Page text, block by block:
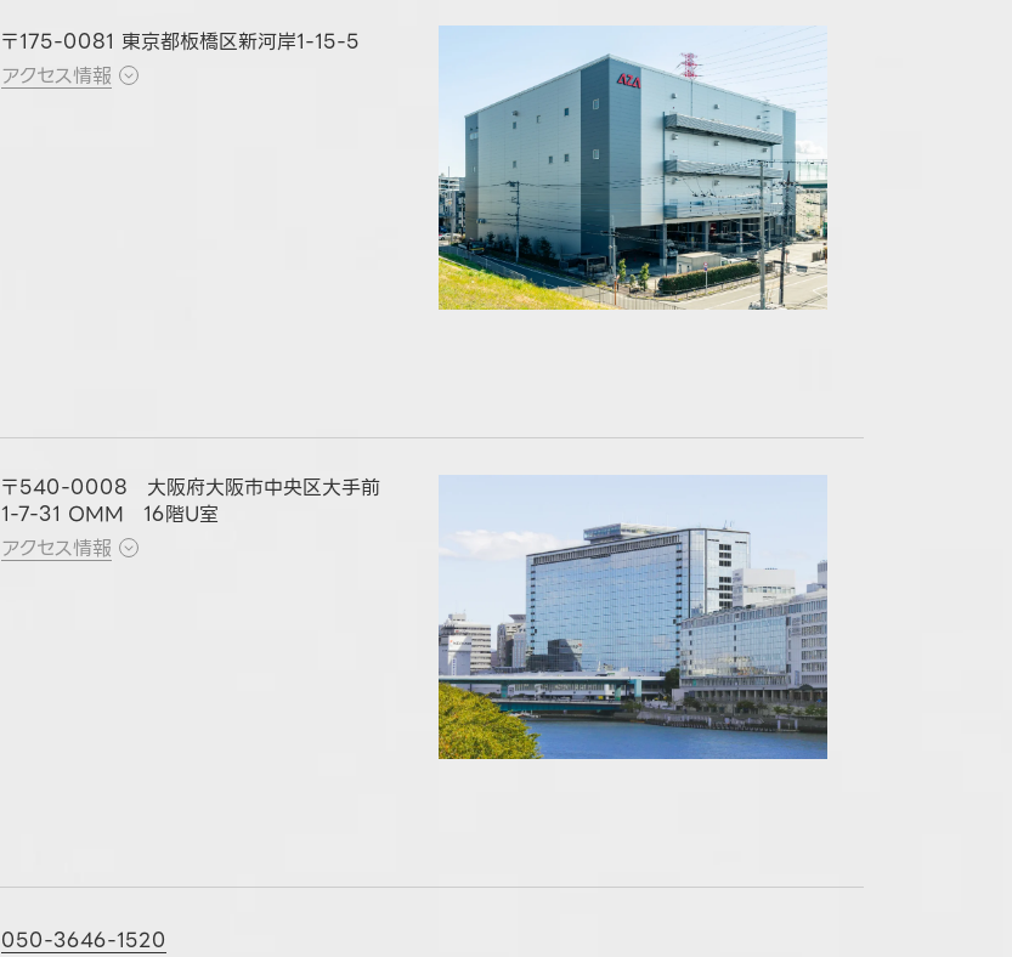
〒175-0081 東京都板橋区新河岸1-15-5
アクセス情報
〒540-0008 大阪府大阪市中央区大手前
1-7-31 OMM 16階U室
アクセス情報
050-3646-1520